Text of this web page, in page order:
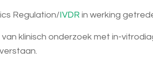
Regulation/ IVDR in werking
klinisch onderzoek met in-